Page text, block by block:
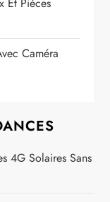
Et Pièces
Caméra
4G Solaires Sans